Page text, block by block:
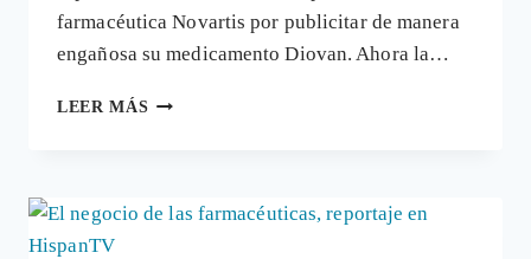
farmacéutica Novartis por publicitar de manera
engañosa su medicamento Diovan. Ahora la…
LEER MÁS GLAXOSMITHKLINE
MÉDICOS